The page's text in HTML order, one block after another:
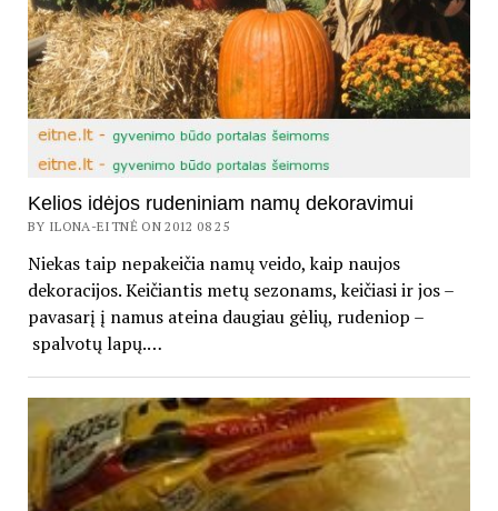
Kelios idėjos rudeniniam namų dekoravimui
BY ILONA-EITNĖ ON 2012 08 25
Niekas taip nepakeičia namų veido, kaip naujos
dekoracijos. Keičiantis metų sezonams, keičiasi ir jos –
pavasarį į namus ateina daugiau gėlių, rudeniop –
spalvotų lapų.…